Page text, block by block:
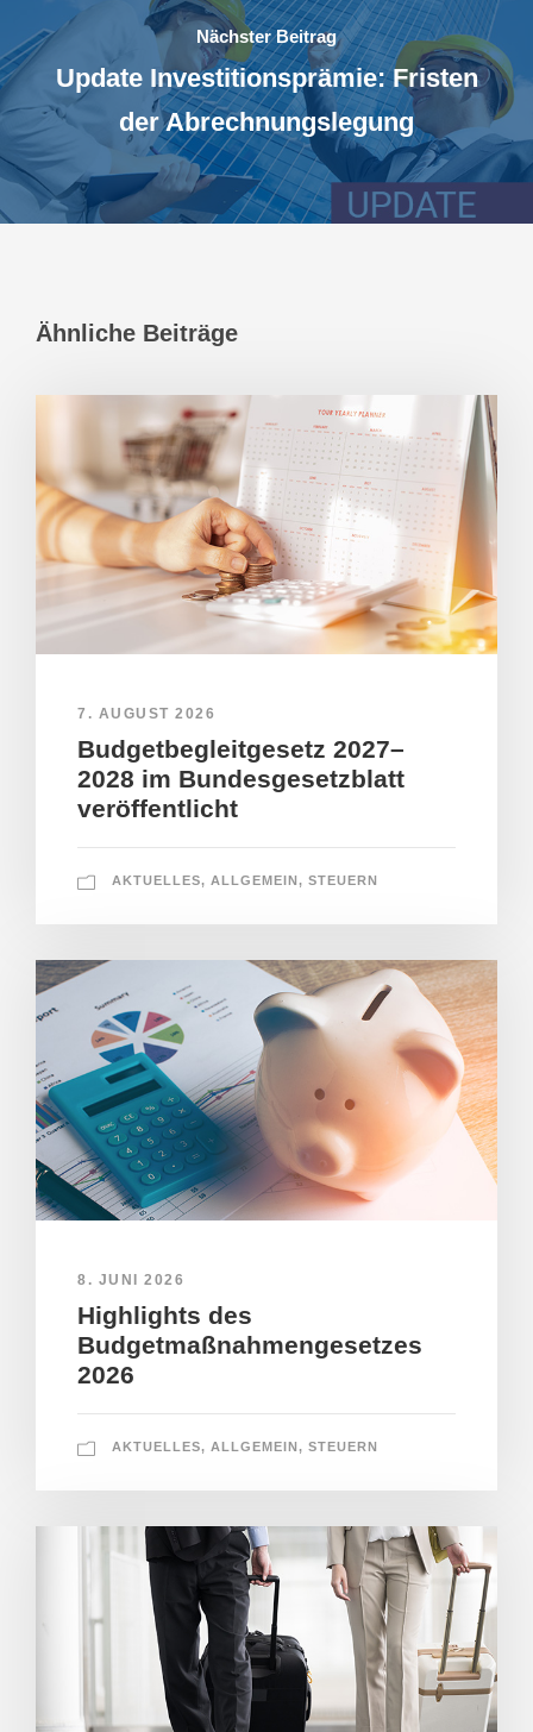
Nächster Beitrag
Update Investitionsprämie: Fristen
der Abrechnungslegung
Ähnliche Beiträge
7. AUGUST 2026
Budgetbegleitgesetz 2027–
2028 im Bundesgesetzblatt
veröffentlicht
AKTUELLES, ALLGEMEIN , STEUERN
8. JUNI 2026
Highlights des
Budgetmaßnahmengesetzes
2026
AKTUELLES, ALLGEMEIN, STEUERN